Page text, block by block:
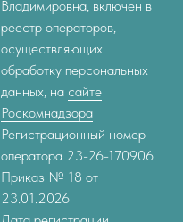
Владимировна, включен в
реестр операторов,
осуществляющих
обработку персональных
данных, на сайте
Роскомнадзора
Регистрационный номер
оператора 23-26-170906
Приказ № 18 от
23.01.2026